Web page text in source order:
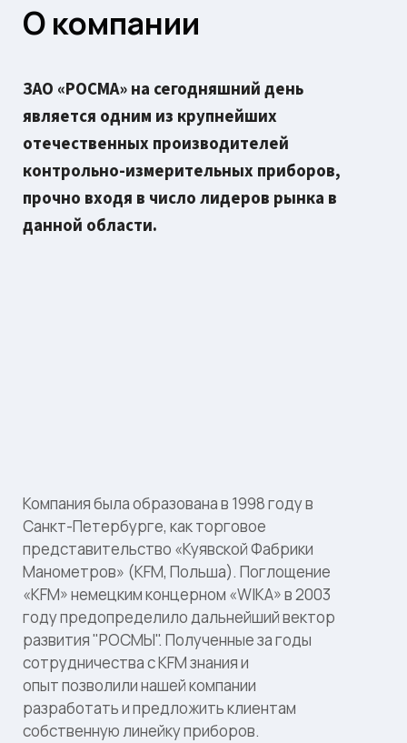
Компания была образована в 1998 году в
Санкт-Петербурге, как торговое
представительство «Куявской Фабрики
Манометров» (KFM, Польша). Поглощение
«KFM» немецким концерном «WIKA» в 2003
году предопределило дальнейший вектор
развития "РОСМЫ". Полученные за годы
сотрудничества с KFM знания и
опыт позволили нашей компании
разработать и предложить клиентам
собственную линейку приборов.
ЗАО «РОСМА» на сегодняшний день
является одним из крупнейших
отечественных производителей
контрольно-измерительных приборов,
прочно входя в число лидеров рынка в
данной области.
О компании